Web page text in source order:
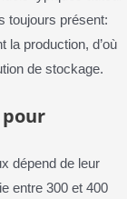
toujours présent:
la production, d’où
de stockage.
pour
dépend de leur
entre 300 et 400